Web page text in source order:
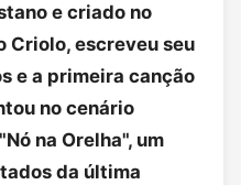
e criado no
Criolo, escreveu seu
e a primeira canção
no cenário
na Orelha", um
da última